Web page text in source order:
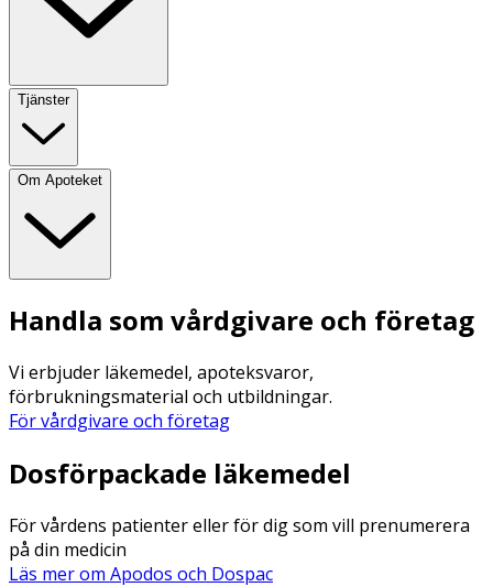
Tjänster
Om Apoteket
Handla som vårdgivare och företag
Vi erbjuder läkemedel, apoteksvaror,
förbrukningsmaterial och utbildningar.
För vårdgivare och företag
Dosförpackade läkemedel
För vårdens patienter eller för dig som vill prenumerera
på din medicin
Läs mer om Apodos och Dospac